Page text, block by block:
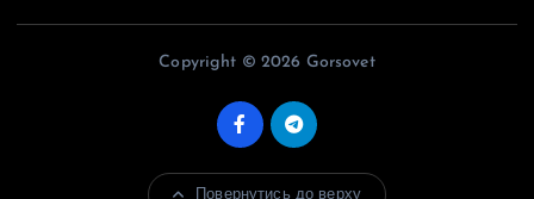
Copyright © 2026 Gorsovet
Повернутись до верху